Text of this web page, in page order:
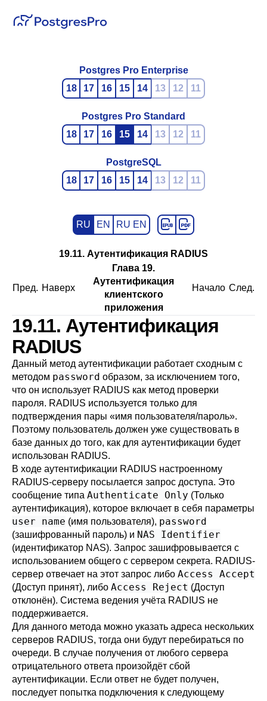
Postgres Pro Enterprise
18
17 16 15 14 13 12 11
Postgres Pro Standard
18
17 16 15 14 13 12 11
PostgreSQL
18
17 16 15 14 13 12 11
RU EN RU EN
19.11. Аутентификация RADIUS
Пред. Наверх
Глава 19.
Аутентификация
клиентского
приложения
Начало След.
19.11. Аутентификация
RADIUS
Данный метод аутентификации работает сходным с
методом password образом, за исключением того,
что он использует RADIUS как метод проверки
пароля. RADIUS используется только для
подтверждения пары «имя пользователя/пароль».
Поэтому пользователь должен уже существовать в
базе данных до того, как для аутентификации будет
использован RADIUS.
В ходе аутентификации RADIUS настроенному
RADIUS-серверу посылается запрос доступа. Это
сообщение типа Authenticate Only (Только
аутентификация), которое включает в себя параметры
user name (имя пользователя), password
(зашифрованный пароль) и NAS Identifier
(идентификатор NAS). Запрос зашифровывается с
использованием общего с сервером секрета. RADIUS-
сервер отвечает на этот запрос либо Access Accept
(Доступ принят), либо Access Reject (Доступ
отклонён). Система ведения учёта RADIUS не
поддерживается.
Для данного метода можно указать адреса нескольких
серверов RADIUS, тогда они будут перебираться по
очереди. В случае получения от любого сервера
отрицательного ответа произойдёт сбой
аутентификации. Если ответ не будет получен,
последует попытка подключения к следующему